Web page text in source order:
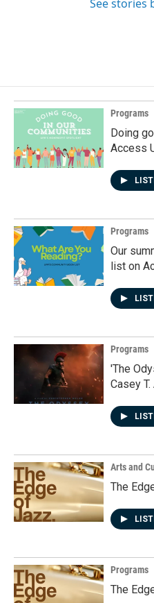
See stories
Programs
Doing
Access
Programs
Our
list on
Programs
'The
Casey
Arts and
The
Programs
The